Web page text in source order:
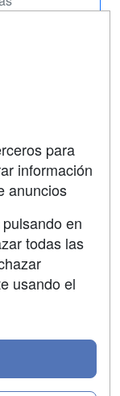
para
información
anuncios
en
todas las
usando el